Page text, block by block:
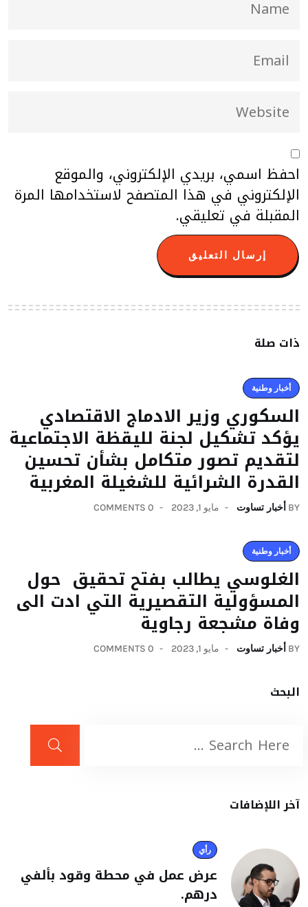
احفظ اسمي، بريدي الإلكتروني، والموقع
الإلكتروني في هذا المتصفح لاستخدامها المرة
المقبلة في تعليقي.
ذات صلة
أخبار وطنية
السكوري وزير الادماج الاقتصادي
يؤكد تشكيل لجنة لليقظة الاجتماعية
لتقديم تصور متكامل بشأن تحسين
القدرة الشرائية للشغيلة المغربية
BY أخبار تساوت مايو 1, 2023 0 COMMENTS
أخبار وطنية
الغلوسي يطالب بفتح تحقيق حول
المسؤولية التقصيرية التي ادت الى
وفاة مشجعة رجاوية
BY أخبار تساوت مايو 1, 2023 0 COMMENTS
البحث
آخر اللإضافات
رأي
عرض عمل في محطة وقود بألفي
درهم.